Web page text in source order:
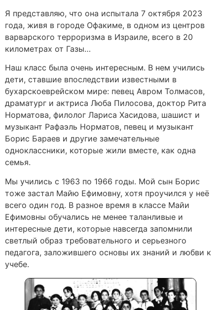
Я представляю, что она испытала 7 октября 2023
года, живя в городе Офакиме, в одном из центров
варварского терроризма в Израиле, всего в 20
километрах от Газы…
Наш класс была очень интересным. В нем учились
дети, ставшие впоследствии известными в
бухарскоеврейском мире: певец Авром Толмасов,
драматург и актриса Люба Пилосова, доктор Рита
Норматова, филолог Лариса Хасидова, шашист и
музыкант Рафаэль Норматов, певец и музыкант
Борис Бараев и другие замечательные
одноклассники, которые жили вместе, как одна
семья.
Мы учились с 1963 по 1966 годы. Мой сын Борис
тоже застал Майю Ефимовну, хотя проучился у неё
всего один год. В разное время в классе Майи
Ефимовны обучались не менее таланливые и
интересные дети, которые навсегда запомнили
светлый образ требовательного и серьезного
педагога, заложившего основы их знаний и любви к
учебе.